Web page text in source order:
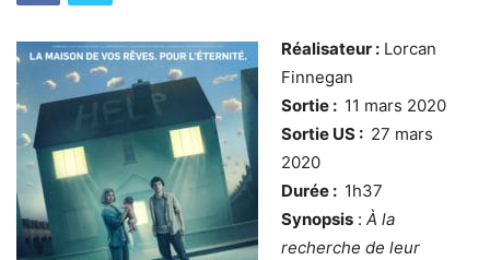
Réalisateur : Lorcan
Finnegan
Sortie : 11 mars 2020
Sortie US : 27 mars
2020
Durée : 1h37
Synopsis : À la
recherche de leur